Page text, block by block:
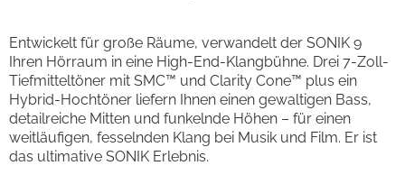
Entwickelt für große Räume, verwandelt der SONIK 9
Ihren Hörraum in eine High-End-Klangbühne. Drei 7-Zoll-
Tiefmitteltöner mit SMC™ und Clarity Cone™ plus ein
Hybrid-Hochtöner liefern Ihnen einen gewaltigen Bass,
detailreiche Mitten und funkelnde Höhen – für einen
weitläufigen, fesselnden Klang bei Musik und Film. Er ist
das ultimative SONIK Erlebnis.